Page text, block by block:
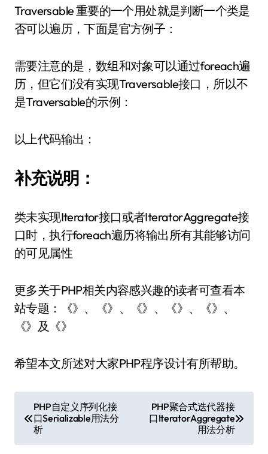
Traversable 重要的一个用处就是判断一个类是
否可以遍历，下面是官方例子：
需要注意的是，数组和对象可以通过foreach遍
历，但它们没有实现Traversable接口，所以不
是Traversable的示例：
以上代码输出：
补充说明：
类未实现Iterator接口或者IteratorAggregate接
口时，执行foreach遍历将输出所有其能够访问
的可见属性
更多关于PHP相关内容感兴趣的读者可查看本
站专题：《》、《》、《》、《》、《》、
《》及《》
希望本文所述对大家PHP程序设计有所帮助。
章
PHP自定义序列化接
口Serializable用法分
析
PHP聚合式迭代器接
口IteratorAggregate
用法分析